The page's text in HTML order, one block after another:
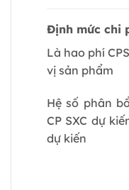
Định mức chi
Là hao phí
vị sản phẩm
Hệ số phân
CP SXC dự
dự kiến